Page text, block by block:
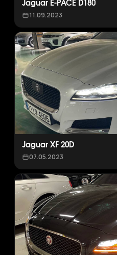
Jaguar E-PACE D180
11.09.2023
Jaguar XF 20D
07.05.2023